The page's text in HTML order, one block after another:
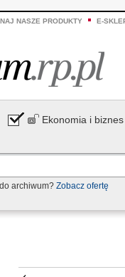
NASZE PRODUKTY E-
Ekonomia i biznes
archiwum? Zobacz ofertę